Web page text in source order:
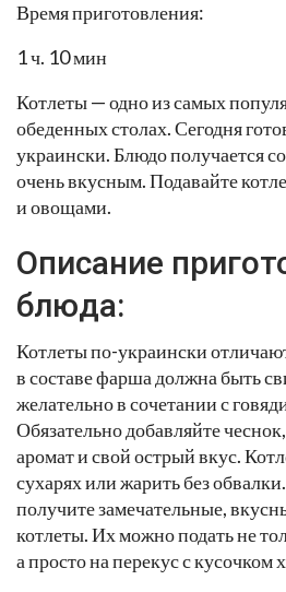
Время приготовления:
1 ч. 10 мин
Котлеты — одно из самых
обеденных столах. Сегодня
украински. Блюдо получается
очень вкусным. Подавайте
и овощами.
Описание
блюда:
Котлеты по-украински
в составе фарша должна быть
желательно в сочетании с
Обязательно добавляйте
аромат и свой острый вкус.
сухарях или жарить без
получите замечательные,
котлеты. Их можно подать не
а просто на перекус с кусочком